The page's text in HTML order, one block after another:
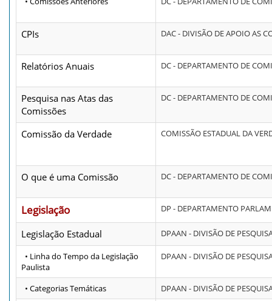
CPIs DAC - DIVISÃO DE APOIO AS
Relatórios Anuais DC - DEPARTAMENTO DE
Pesquisa nas Atas das
Comissões
DC - DEPARTAMENTO DE
Comissão da Verdade COMISSÃO ESTADUAL DA
O que é uma Comissão DC - DEPARTAMENTO DE
Legislação DP - DEPARTAMENTO
Legislação Estadual DPAAN - DIVISÃO DE
• Linha do Tempo da Legislação
Paulista
DPAAN - DIVISÃO DE
• Categorias Temáticas DPAAN - DIVISÃO DE